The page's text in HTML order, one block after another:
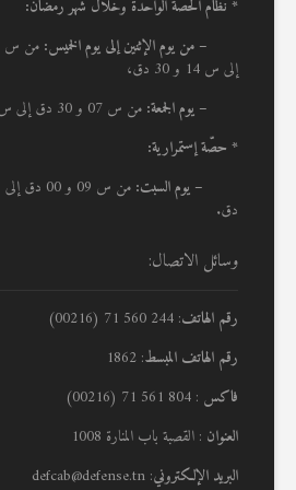
* نظام الحصة الواحدة وخلال شهر رمضان:
– من يوم الإثنين إلى يوم الخميس:
إلى س 14 و 30 دق،
– يوم الجمعة: من س 07 و 30 دق إلى س 13 و 00،
* حصّة إستمرارية:
– يوم السبت:
دق.
وسائل الاتصال:
رقم الهاتف: 244 560 71 (00216)
رقم الهاتف المبسط: 1862
فاكس : 804 561 71 (00216)
العنوان : القصبة باب المنارة 1008
البريد الإلكتروني: defcab@defense.tn